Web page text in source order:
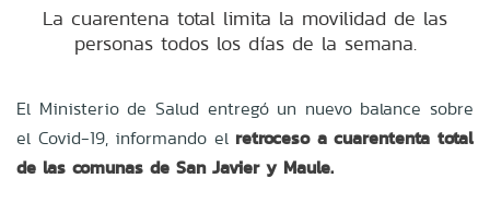
La cuarentena total limita la movilidad de las
personas todos los días de la semana.
El Ministerio de Salud entregó un nuevo balance sobre
el Covid-19, informando el retroceso a cuarententa total
de las comunas de San Javier y Maule.